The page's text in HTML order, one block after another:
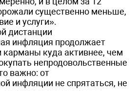
существенно меньше,
и услуги».
дистанции
инфляция продолжает
куда активнее, чем
непродовольственные
важно: от
инфляции не спрятаться, не